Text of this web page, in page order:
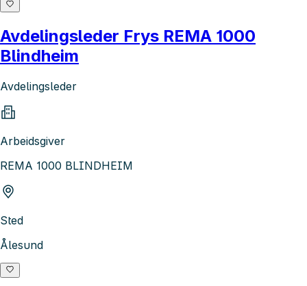
Avdelingsleder Frys REMA 1000
Blindheim
Avdelingsleder
Arbeidsgiver
REMA 1000 BLINDHEIM
Sted
Ålesund